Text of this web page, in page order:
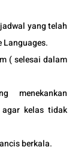
yang telah
Languages.
( selesai dalam
menekankan
kelas tidak
berkala.